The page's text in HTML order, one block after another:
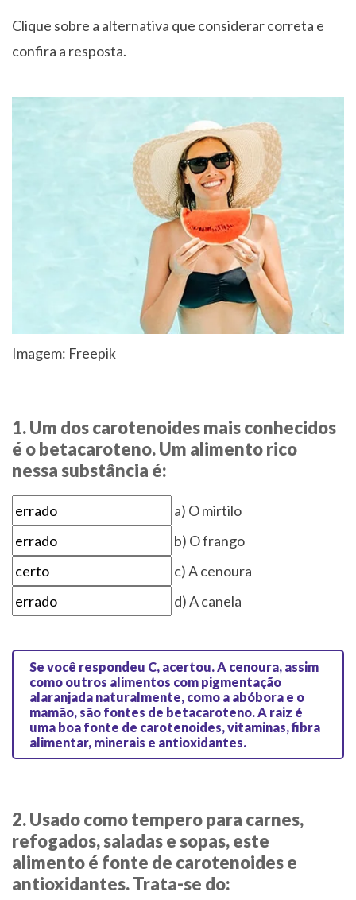
Clique sobre a alternativa que considerar correta e
confira a resposta.
Imagem: Freepik
1. Um dos carotenoides mais conhecidos
é o betacaroteno. Um alimento rico
nessa substância é:
a) O mirtilo
b) O frango
c) A cenoura
d) A canela
Se você respondeu C, acertou. A cenoura, assim
como outros alimentos com pigmentação
alaranjada naturalmente, como a abóbora e o
mamão, são fontes de betacaroteno. A raiz é
uma boa fonte de carotenoides, vitaminas, fibra
alimentar, minerais e antioxidantes.
2. Usado como tempero para carnes,
refogados, saladas e sopas, este
alimento é fonte de carotenoides e
antioxidantes. Trata-se do: